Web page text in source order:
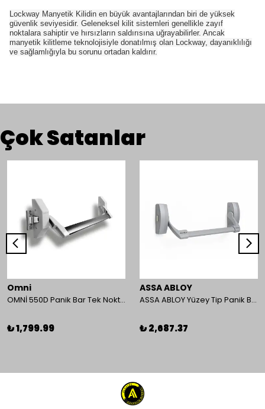
Lockway Manyetik Kilidin en büyük avantajlarından biri de yüksek
güvenlik seviyesidir. Geleneksel kilit sistemleri genellikle zayıf
noktalara sahiptir ve hırsızların saldırısına uğrayabilirler. Ancak
manyetik kilitleme teknolojisiyle donatılmış olan Lockway, dayanıklılığı
ve sağlamlığıyla bu sorunu ortadan kaldırır.
Çok Satanlar
Omni
OMNİ 550D Panik Bar Tek Nokta Yüzey Tip
₺ 1,799.99
ASSA ABLOY
ASSA ABLOY Yüzey Tip Panik Bar PED 180
₺ 2,687.37